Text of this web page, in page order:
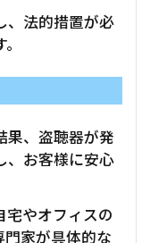
、法的措置が必
果、盗聴器が発
、お客様に安心
宅やオフィスの
門家が具体的な